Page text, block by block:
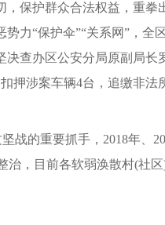
保护群众合法权益，重
力“保护伞”“关系网”，
查办区公安分局原副局
涉案车辆4台，追缴非法
的重要抓手，2018年、
，目前各软弱涣散村(社区